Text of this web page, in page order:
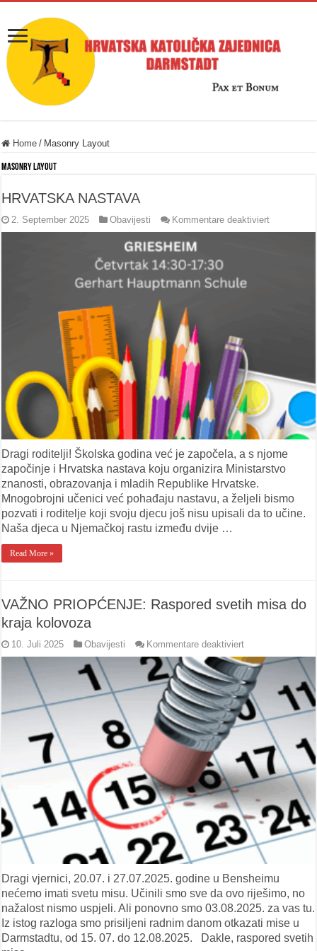
Home / Masonry Layout
Masonry Layout
HRVATSKA NASTAVA
2. September 2025 Obavijesti Kommentare deaktiviertfür
HRVATSKA
Dragi roditelji! Školska godina već je započela, a s njome
započinje i Hrvatska nastava koju organizira Ministarstvo
znanosti, obrazovanja i mladih Republike Hrvatske.
Mnogobrojni učenici već pohađaju nastavu, a željeli bismo
pozvati i roditelje koji svoju djecu još nisu upisali da to učine.
Naša djeca u Njemačkoj rastu između dvije …
Read More »
VAŽNO PRIOPĆENJE: Raspored svetih misa do
kraja kolovoza
10. Juli 2025 Obavijesti Kommentare deaktiviertfür
VAŽNO
PRIOPĆENJE:
Raspored
svetih
misa
do
kraja
kolovoza
Dragi vjernici, 20.07. i 27.07.2025. godine u Bensheimu
nećemo imati svetu misu. Učinili smo sve da ovo riješimo, no
nažalost nismo uspjeli. Ali ponovno smo 03.08.2025. za vas tu.
Iz istog razloga smo prisiljeni radnim danom otkazati mise u
Darmstadtu, od 15. 07. do 12.08.2025. Dakle, raspored svetih